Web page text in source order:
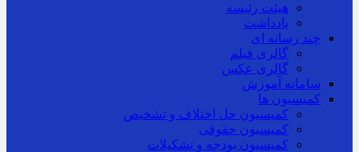
هیئت رئیسه
یادداشت
چند رسانه ای
گالری فیلم
گالری عکس
سامانه آموزش
کمیسیون ها
کمیسیون حل اختلاف و تشخیص
کمیسیون حقوقی
کمیسیون بودجه و تشکیلات